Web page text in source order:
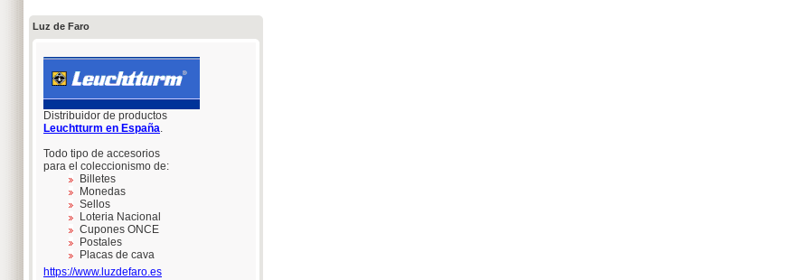
Luz de Faro
Distribuidor de productos
Leuchtturm en España.
Todo tipo de accesorios
para el coleccionismo de:
Billetes
Monedas
Sellos
Loteria Nacional
Cupones ONCE
Postales
Placas de cava
https://www.luzdefaro.es